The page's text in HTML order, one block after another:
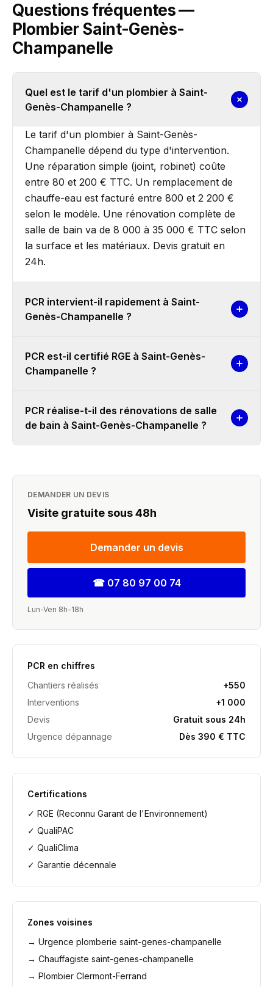
Questions fréquentes —
Plombier Saint-Genès-
Champanelle
Quel est le tarif d'un plombier à Saint-
Genès-Champanelle ?
Le tarif d'un plombier à Saint-Genès-
Champanelle dépend du type d'intervention.
Une réparation simple (joint, robinet) coûte
entre 80 et 200 € TTC. Un remplacement de
chauffe-eau est facturé entre 800 et 2 200 €
selon le modèle. Une rénovation complète de
salle de bain va de 8 000 à 35 000 € TTC selon
la surface et les matériaux. Devis gratuit en
24h.
PCR intervient-il rapidement à Saint-
Genès-Champanelle ?
PCR est-il certifié RGE à Saint-Genès-
Champanelle ?
PCR réalise-t-il des rénovations de salle
de bain à Saint-Genès-Champanelle ?
DEMANDER UN DEVIS
Visite gratuite sous 48h
Demander un devis
☎ 07 80 97 00 74
Lun-Ven 8h-18h
PCR en chiffres
Chantiers réalisés
+550
Interventions
+1 000
Devis
Gratuit sous 24h
Urgence dépannage
Dès 390 € TTC
Certifications
✓ RGE (Reconnu Garant de l'Environnement)
✓ QualiPAC
✓ QualiClima
✓ Garantie décennale
Zones voisines
→ Urgence plomberie saint-genes-champanelle
→ Chauffagiste saint-genes-champanelle
→ Plombier Clermont-Ferrand